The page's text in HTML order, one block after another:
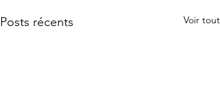
Posts récents Voir tout